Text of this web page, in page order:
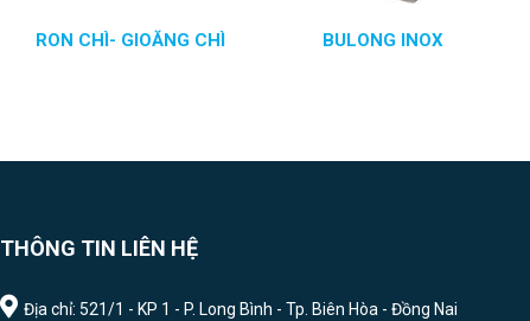
RON CHÌ- GIOĂNG CHÌ BULONG INOX
THÔNG TIN LIÊN HỆ
Địa chỉ: 521/1 - KP 1 - P. Long Bình - Tp. Biên Hòa - Đồng Nai